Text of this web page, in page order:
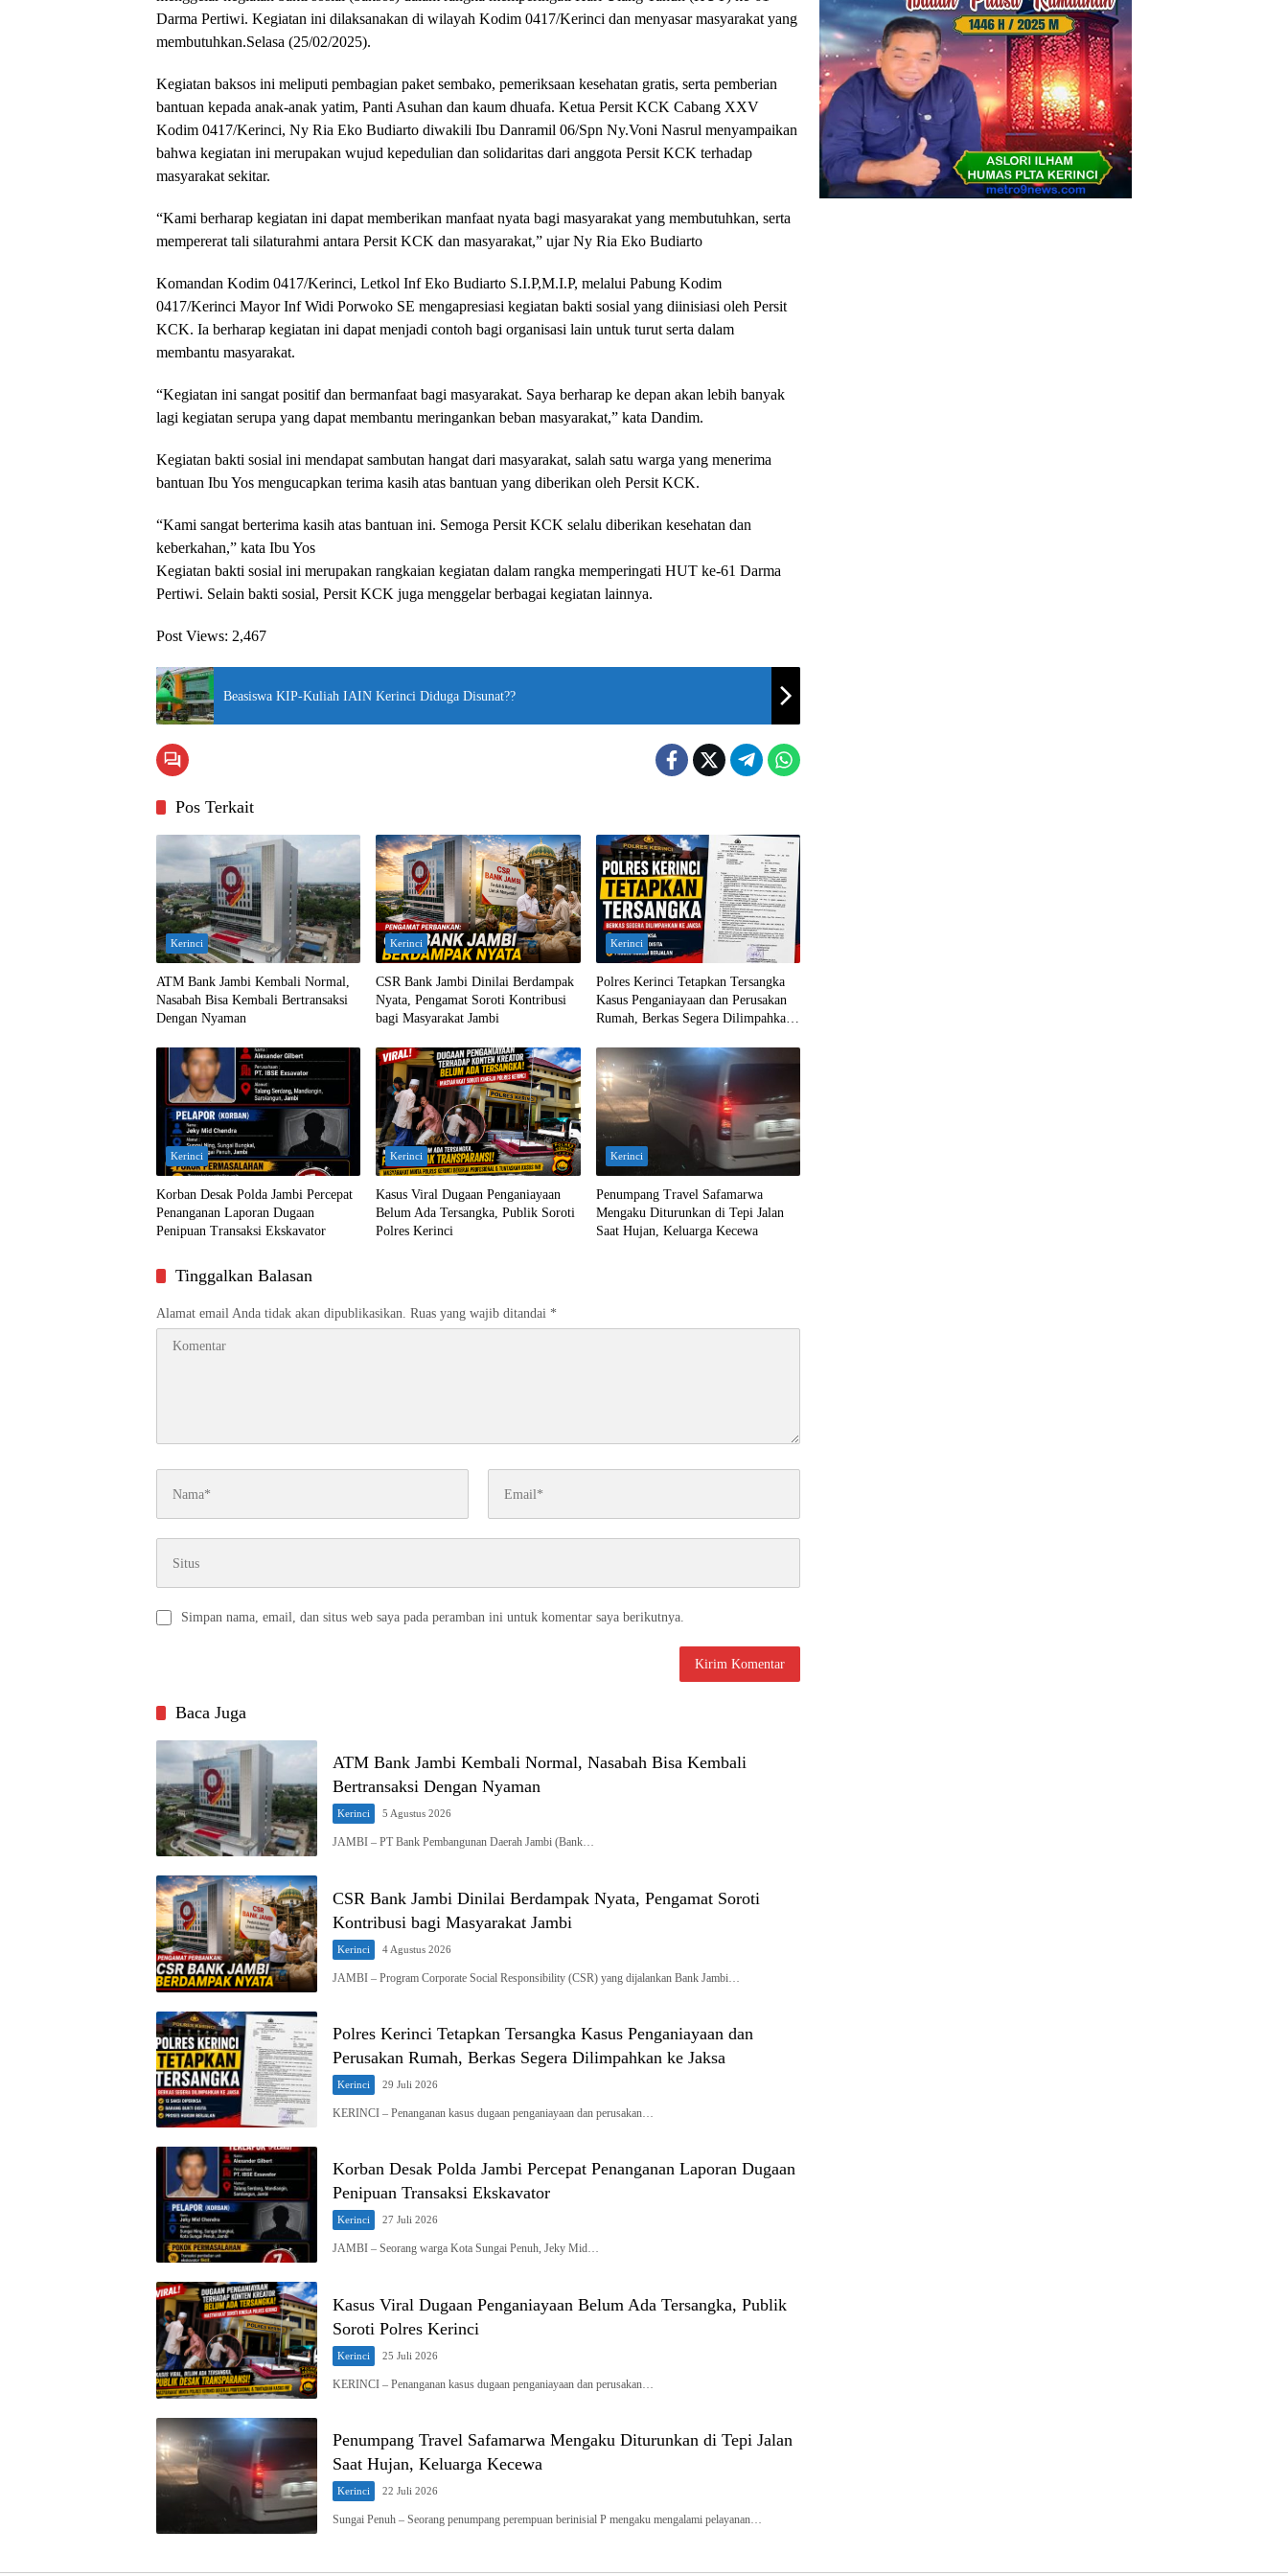
Darma Pertiwi. Kegiatan ini dilaksanakan di wilayah Kodim 0417/Kerinci dan menyasar masyarakat yang
membutuhkan.Selasa (25/02/2025).
Kegiatan baksos ini meliputi pembagian paket sembako, pemeriksaan kesehatan gratis, serta pemberian
bantuan kepada anak-anak yatim, Panti Asuhan dan kaum dhuafa. Ketua Persit KCK Cabang XXV
Kodim 0417/Kerinci, Ny Ria Eko Budiarto diwakili Ibu Danramil 06/Spn Ny.Voni Nasrul menyampaikan
bahwa kegiatan ini merupakan wujud kepedulian dan solidaritas dari anggota Persit KCK terhadap
masyarakat sekitar.
“Kami berharap kegiatan ini dapat memberikan manfaat nyata bagi masyarakat yang membutuhkan, serta
mempererat tali silaturahmi antara Persit KCK dan masyarakat,” ujar Ny Ria Eko Budiarto
Komandan Kodim 0417/Kerinci, Letkol Inf Eko Budiarto S.I.P,M.I.P, melalui Pabung Kodim
0417/Kerinci Mayor Inf Widi Porwoko SE mengapresiasi kegiatan bakti sosial yang diinisiasi oleh Persit
KCK. Ia berharap kegiatan ini dapat menjadi contoh bagi organisasi lain untuk turut serta dalam
membantu masyarakat.
“Kegiatan ini sangat positif dan bermanfaat bagi masyarakat. Saya berharap ke depan akan lebih banyak
lagi kegiatan serupa yang dapat membantu meringankan beban masyarakat,” kata Dandim.
Kegiatan bakti sosial ini mendapat sambutan hangat dari masyarakat, salah satu warga yang menerima
bantuan Ibu Yos mengucapkan terima kasih atas bantuan yang diberikan oleh Persit KCK.
“Kami sangat berterima kasih atas bantuan ini. Semoga Persit KCK selalu diberikan kesehatan dan
keberkahan,” kata Ibu Yos
Kegiatan bakti sosial ini merupakan rangkaian kegiatan dalam rangka memperingati HUT ke-61 Darma
Pertiwi. Selain bakti sosial, Persit KCK juga menggelar berbagai kegiatan lainnya.
Post Views: 2,467
Beasiswa KIP-Kuliah IAIN Kerinci Diduga Disunat??
Pos Terkait
Kerinci
ATM Bank Jambi Kembali Normal,
Nasabah Bisa Kembali Bertransaksi
Dengan Nyaman
Kerinci
CSR Bank Jambi Dinilai Berdampak
Nyata, Pengamat Soroti Kontribusi
bagi Masyarakat Jambi
Kerinci
Polres Kerinci Tetapkan Tersangka
Kasus Penganiayaan dan Perusakan
Rumah, Berkas Segera Dilimpahkan
Kerinci
Korban Desak Polda Jambi Percepat
Penanganan Laporan Dugaan
Penipuan Transaksi Ekskavator
Kerinci
Kasus Viral Dugaan Penganiayaan
Belum Ada Tersangka, Publik Soroti
Polres Kerinci
Kerinci
Penumpang Travel Safamarwa
Mengaku Diturunkan di Tepi Jalan
Saat Hujan, Keluarga Kecewa
Tinggalkan Balasan
Alamat email Anda tidak akan dipublikasikan. Ruas yang wajib ditandai *
Simpan nama, email, dan situs web saya pada peramban ini untuk komentar saya berikutnya.
Baca Juga
ATM Bank Jambi Kembali Normal, Nasabah Bisa Kembali
Bertransaksi Dengan Nyaman
Kerinci 5 Agustus 2026
JAMBI – PT Bank Pembangunan Daerah Jambi (Bank…
CSR Bank Jambi Dinilai Berdampak Nyata, Pengamat Soroti
Kontribusi bagi Masyarakat Jambi
Kerinci 4 Agustus 2026
JAMBI – Program Corporate Social Responsibility (CSR) yang dijalankan Bank Jambi…
Polres Kerinci Tetapkan Tersangka Kasus Penganiayaan dan
Perusakan Rumah, Berkas Segera Dilimpahkan ke Jaksa
Kerinci 29 Juli 2026
KERINCI – Penanganan kasus dugaan penganiayaan dan perusakan…
Korban Desak Polda Jambi Percepat Penanganan Laporan Dugaan
Penipuan Transaksi Ekskavator
Kerinci 27 Juli 2026
JAMBI – Seorang warga Kota Sungai Penuh, Jeky Mid…
Kasus Viral Dugaan Penganiayaan Belum Ada Tersangka, Publik
Soroti Polres Kerinci
Kerinci 25 Juli 2026
KERINCI – Penanganan kasus dugaan penganiayaan dan perusakan…
Penumpang Travel Safamarwa Mengaku Diturunkan di Tepi Jalan
Saat Hujan, Keluarga Kecewa
Kerinci 22 Juli 2026
Sungai Penuh – Seorang penumpang perempuan berinisial P mengaku mengalami pelayanan…